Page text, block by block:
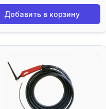
Добавить в корзину